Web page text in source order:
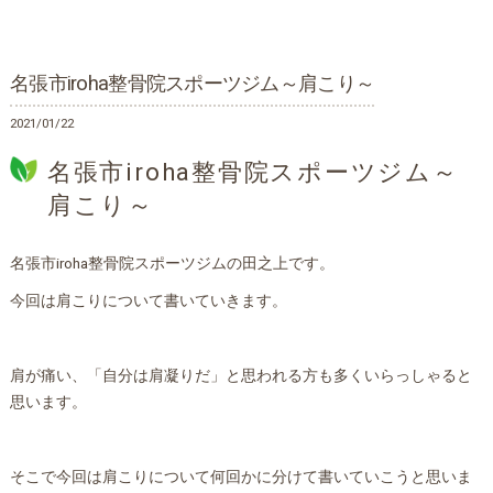
名張市iroha整骨院スポーツジム～肩こり～
2021/01/22
名張市iroha整骨院スポーツジム～
肩こり～
名張市iroha整骨院スポーツジムの田之上です。
今回は肩こりについて書いていきます。
肩が痛い、「自分は肩凝りだ」と思われる方も多くいらっしゃると
思います。
そこで今回は肩こりについて何回かに分けて書いていこうと思いま